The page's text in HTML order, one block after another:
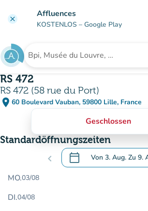
clear Affluences
KOSTENLOS – Google Play
Suche nach einer Einrichtung
RS 472
RS 472 (58 rue du Port)
place 60 Boulevard Vauban, 59800 Lille, France
(in Google Maps öffnen)
(new tab)
Geschlossen
Standardöffnungszeiten
chevron_left calendar_today Von 3. Aug. Zu 9.
.Öffnen Sie den
MO.03/08
DI.04/08